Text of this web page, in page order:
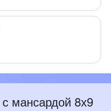
мансардой 8х9